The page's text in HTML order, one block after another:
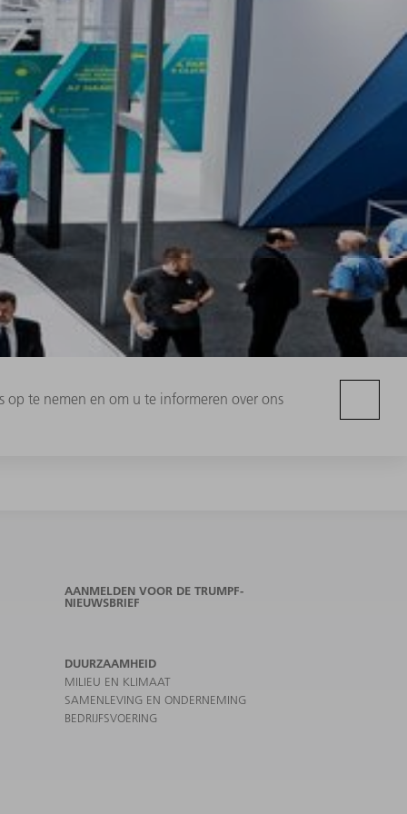
te nemen en om u te informeren over ons
AANMELDEN VOOR DE TRUMPF-
NIEUWSBRIEF
DUURZAAMHEID
MILIEU EN KLIMAAT
SAMENLEVING EN ONDERNEMING
BEDRIJFSVOERING